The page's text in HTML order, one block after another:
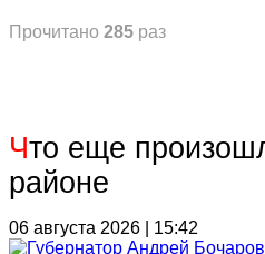
Прочитано 285 раз
Что еще
районе
06 августа 2026 | 15:42